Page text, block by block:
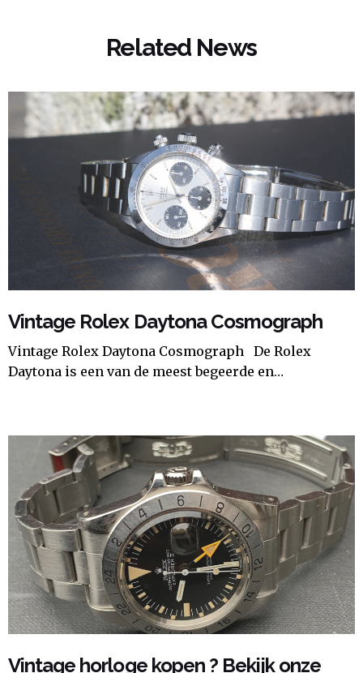
Related News
Vintage Rolex Daytona Cosmograph
Vintage Rolex Daytona Cosmograph De Rolex
Daytona is een van de meest begeerde en…
Vintage horloge kopen ? Bekijk onze